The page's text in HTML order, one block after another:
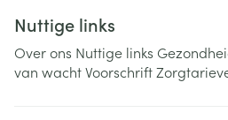
Nuttige links
Over ons Nuttige links
van wachtVoorschrift